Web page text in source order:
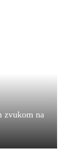
zvukom na